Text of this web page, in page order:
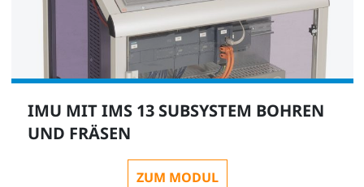
IMU MIT IMS 13 SUBSYSTEM BOHREN
UND FRÄSEN
ZUM MODUL